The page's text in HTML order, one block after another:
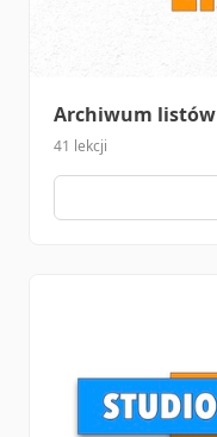
Archiwum listów
41 lekcji